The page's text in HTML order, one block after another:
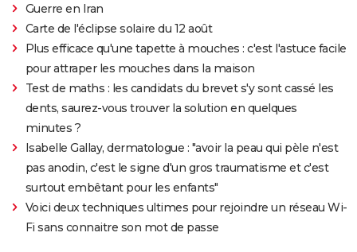
Guerre en Iran
Carte de l'éclipse solaire du 12 août
Plus efficace qu'une tapette à mouches : c'est l'astuce facile
pour attraper les mouches dans la maison
Test de maths : les candidats du brevet s'y sont cassé les
dents, saurez-vous trouver la solution en quelques
minutes ?
Isabelle Gallay, dermatologue : "avoir la peau qui pèle n'est
pas anodin, c'est le signe d'un gros traumatisme et c'est
surtout embêtant pour les enfants"
Voici deux techniques ultimes pour rejoindre un réseau Wi-
Fi sans connaitre son mot de passe